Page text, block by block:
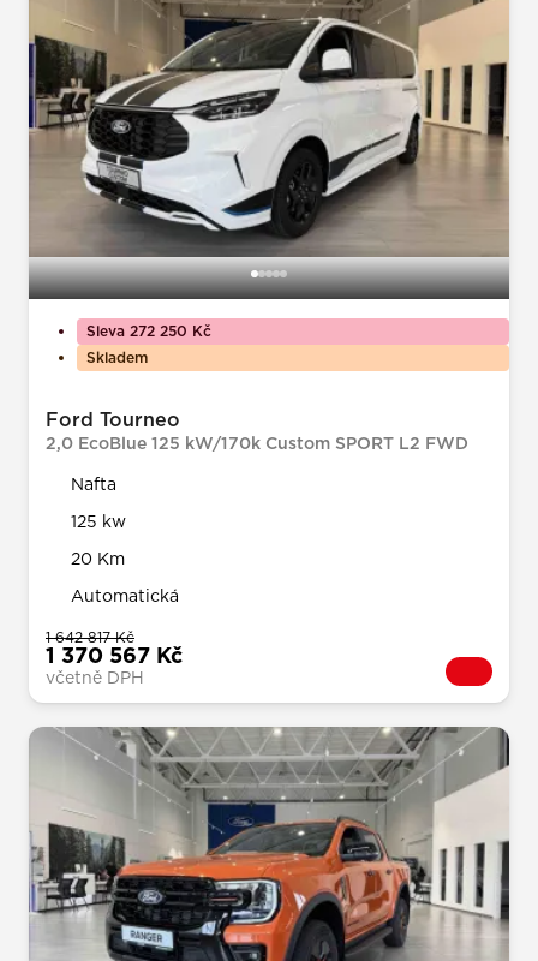
Sleva 272 250 Kč
Skladem
Ford Tourneo
2,0 EcoBlue 125 kW/170k Custom SPORT L2 FWD
Nafta
125 kw
20 Km
Automatická
1 642 817 Kč
1 370 567 Kč
včetně DPH